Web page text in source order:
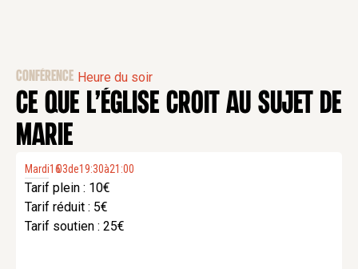
CONFÉRENCE Heure du soir
CE QUE L’ÉGLISE CROIT AU SUJET DE
MARIE
Mardi16
.
03de19:30à21:00
Tarif plein : 10€
Tarif réduit : 5€
Tarif soutien : 25€